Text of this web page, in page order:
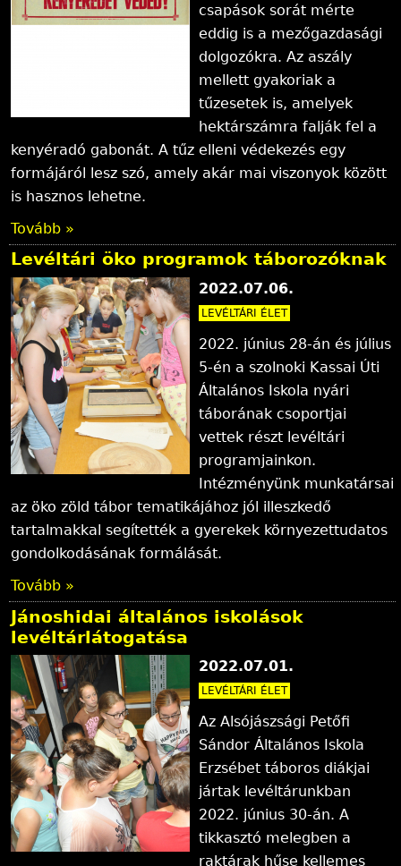
csapások sorát mérte
eddig is a mezőgazdasági
dolgozókra. Az aszály
mellett gyakoriak a
tűzesetek is, amelyek
hektárszámra falják fel a
kenyéradó gabonát. A tűz elleni védekezés egy
formájáról lesz szó, amely akár mai viszonyok között
is hasznos lehetne.
Tovább »
Levéltári öko programok táborozóknak
2022.07.06.
LEVÉLTÁRI ÉLET
2022. június 28-án és július
5-én a szolnoki Kassai Úti
Általános Iskola nyári
táborának csoportjai
vettek részt levéltári
programjainkon.
Intézményünk munkatársai
az öko zöld tábor tematikájához jól illeszkedő
tartalmakkal segítették a gyerekek környezettudatos
gondolkodásának formálását.
Tovább »
Jánoshidai általános iskolások
levéltárlátogatása
2022.07.01.
LEVÉLTÁRI ÉLET
Az Alsójászsági Petőfi
Sándor Általános Iskola
Erzsébet táboros diákjai
jártak levéltárunkban
2022. június 30-án. A
tikkasztó melegben a
raktárak hűse kellemes